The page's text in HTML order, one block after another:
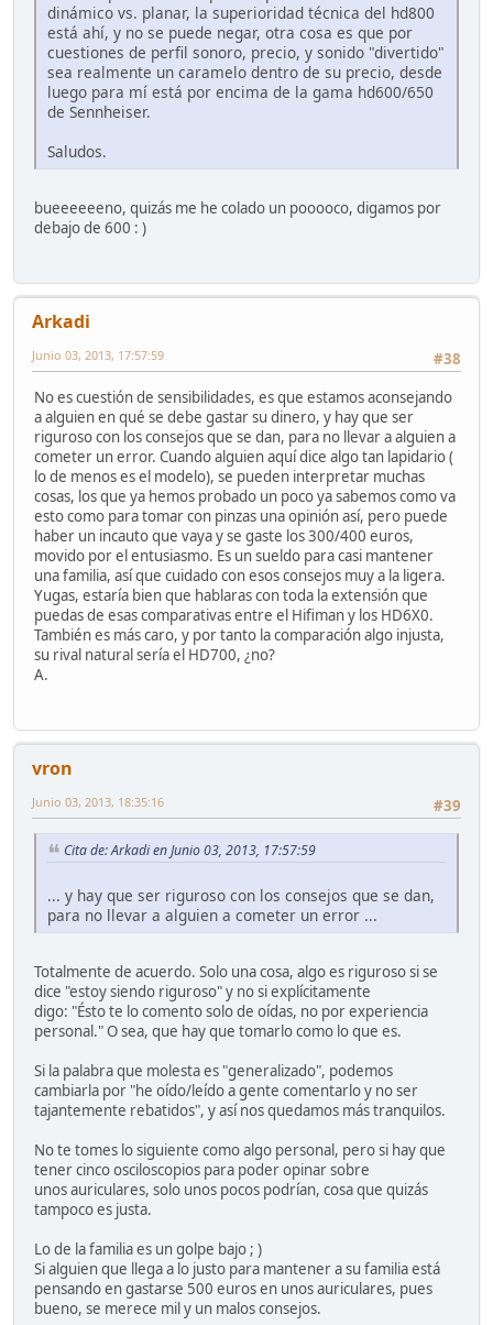
dinámico vs. planar, la superioridad técnica del hd800
está ahí, y no se puede negar, otra cosa es que por
cuestiones de perfil sonoro, precio, y sonido "divertido"
sea realmente un caramelo dentro de su precio, desde
luego para mí está por encima de la gama hd600/650
de Sennheiser.
Saludos.
bueeeeeeno, quizás me he colado un pooooco, digamos por
debajo de 600 : )
Arkadi
#38
Junio 03, 2013, 17:57:59
No es cuestión de sensibilidades, es que estamos aconsejando
a alguien en qué se debe gastar su dinero, y hay que ser
riguroso con los consejos que se dan, para no llevar a alguien a
cometer un error. Cuando alguien aquí dice algo tan lapidario (
lo de menos es el modelo), se pueden interpretar muchas
cosas, los que ya hemos probado un poco ya sabemos como va
esto como para tomar con pinzas una opinión así, pero puede
haber un incauto que vaya y se gaste los 300/400 euros,
movido por el entusiasmo. Es un sueldo para casi mantener
una familia, así que cuidado con esos consejos muy a la ligera.
Yugas, estaría bien que hablaras con toda la extensión que
puedas de esas comparativas entre el Hifiman y los HD6X0.
También es más caro, y por tanto la comparación algo injusta,
su rival natural sería el HD700, ¿no?
A.
vron
#39
Junio 03, 2013, 18:35:16
Cita de: Arkadi en Junio 03, 2013, 17:57:59
... y hay que ser riguroso con los consejos que se dan,
para no llevar a alguien a cometer un error ...
Totalmente de acuerdo. Solo una cosa, algo es riguroso si se
dice "estoy siendo riguroso" y no si explícitamente
digo: "Ésto te lo comento solo de oídas, no por experiencia
personal." O sea, que hay que tomarlo como lo que es.
Si la palabra que molesta es "generalizado", podemos
cambiarla por "he oído/leído a gente comentarlo y no ser
tajantemente rebatidos", y así nos quedamos más tranquilos.
No te tomes lo siguiente como algo personal, pero si hay que
tener cinco osciloscopios para poder opinar sobre
unos auriculares, solo unos pocos podrían, cosa que quizás
tampoco es justa.
Lo de la familia es un golpe bajo ; )
Si alguien que llega a lo justo para mantener a su familia está
pensando en gastarse 500 euros en unos auriculares, pues
bueno, se merece mil y un malos consejos.